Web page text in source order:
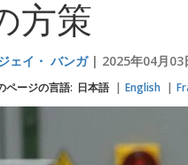
方策
ェイ・ バンガ 2025年04月03
ページの言語: 日本語 English